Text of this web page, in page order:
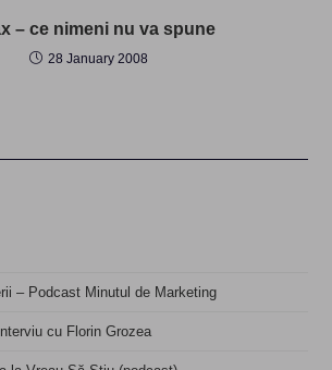
– ce nimeni nu va spune
28 January 2008
– Podcast Minutul de Marketing
cu Florin Grozea